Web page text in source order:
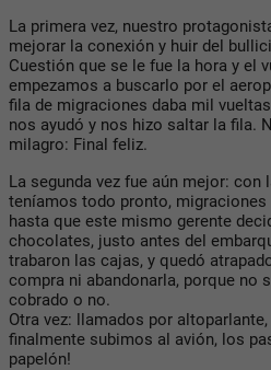
La primera vez, nuestro
mejorar la conexión y huir del
Cuestión que se le fue la hora y el
empezamos a buscarlo por el
fila de migraciones daba mil
nos ayudó y nos hizo saltar la fila.
milagro: Final feliz.
La segunda vez fue aún mejor: con
teníamos todo pronto,
hasta que este mismo gerente
chocolates, justo antes del
trabaron las cajas, y quedó
compra ni abandonarla, porque no
cobrado o no.
Otra vez: llamados por
finalmente subimos al avión, los
papelón!